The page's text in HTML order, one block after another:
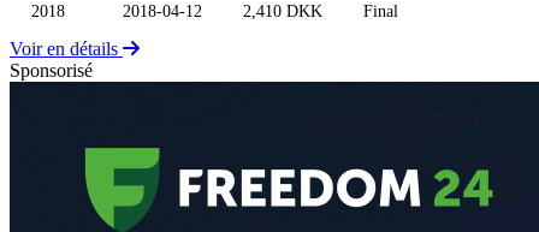
2018 2018-04-12 2,410 DKK Final
Voir en détails
Sponsorisé